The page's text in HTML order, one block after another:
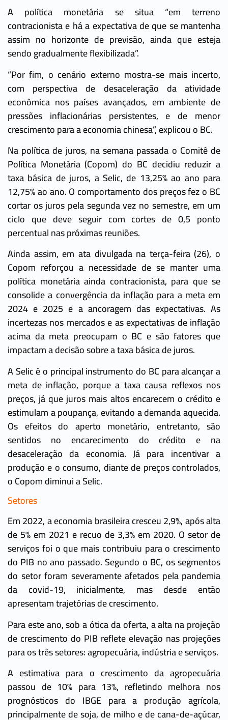
A política monetária se situa “em terreno
contracionista e há a expectativa de que se mantenha
assim no horizonte de previsão, ainda que esteja
sendo gradualmente flexibilizada”.
“Por fim, o cenário externo mostra-se mais incerto,
com perspectiva de desaceleração da atividade
econômica nos países avançados, em ambiente de
pressões inflacionárias persistentes, e de menor
crescimento para a economia chinesa”, explicou o BC.
Na política de juros, na semana passada o Comitê de
Política Monetária (Copom) do BC decidiu reduzir a
taxa básica de juros, a Selic, de 13,25% ao ano para
12,75% ao ano. O comportamento dos preços fez o BC
cortar os juros pela segunda vez no semestre, em um
ciclo que deve seguir com cortes de 0,5 ponto
percentual nas próximas reuniões.
Ainda assim, em ata divulgada na terça-feira (26), o
Copom reforçou a necessidade de se manter uma
política monetária ainda contracionista, para que se
consolide a convergência da inflação para a meta em
2024 e 2025 e a ancoragem das expectativas. As
incertezas nos mercados e as expectativas de inflação
acima da meta preocupam o BC e são fatores que
impactam a decisão sobre a taxa básica de juros.
A Selic é o principal instrumento do BC para alcançar a
meta de inflação, porque a taxa causa reflexos nos
preços, já que juros mais altos encarecem o crédito e
estimulam a poupança, evitando a demanda aquecida.
Os efeitos do aperto monetário, entretanto, são
sentidos no encarecimento do crédito e na
desaceleração da economia. Já para incentivar a
produção e o consumo, diante de preços controlados,
o Copom diminui a Selic.
Setores
Em 2022, a economia brasileira cresceu 2,9%, após alta
de 5% em 2021 e recuo de 3,3% em 2020. O setor de
serviços foi o que mais contribuiu para o crescimento
do PIB no ano passado. Segundo o BC, os segmentos
do setor foram severamente afetados pela pandemia
da covid-19, inicialmente, mas desde então
apresentam trajetórias de crescimento.
Para este ano, sob a ótica da oferta, a alta na projeção
de crescimento do PIB reflete elevação nas projeções
para os três setores: agropecuária, indústria e serviços.
A estimativa para o crescimento da agropecuária
passou de 10% para 13%, refletindo melhora nos
prognósticos do IBGE para a produção agrícola,
principalmente de soja, de milho e de cana-de-açúcar,